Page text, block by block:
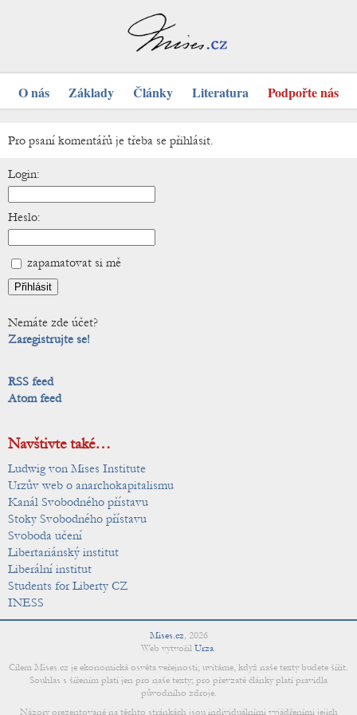
O nás Základy Články Literatura Podpořte nás
Pro psaní komentářů je třeba se přihlásit.
Login:
Heslo:
zapamatovat si mě
Nemáte zde účet?
Zaregistrujte se!
RSS feed
Atom feed
Navštivte také…
Ludwig von Mises Institute
Urzův web o anarchokapitalismu
Kanál Svobodného přístavu
Stoky Svobodného přístavu
Svoboda učení
Libertariánský institut
Liberální institut
Students for Liberty CZ
INESS
Mises.cz, 2026
Web vytvořil Urza.
Cílem Mises.cz je ekonomická osvěta veřejnosti; uvítáme, když naše texty budete šířit.
Souhlas s šířením platí jen pro naše texty; pro převzaté články platí pravidla
původního zdroje.
Názory prezentované na těchto stránkách jsou individuálními vyjádřeními jejich